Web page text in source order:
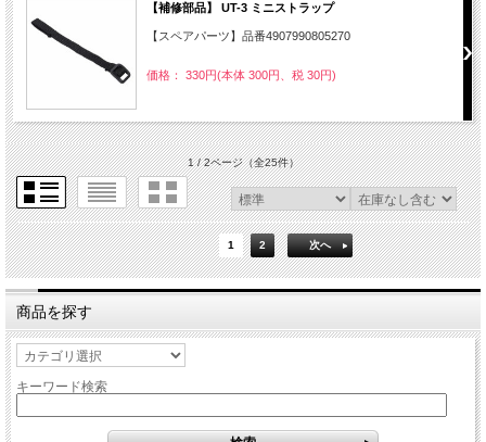
【補修部品】 UT-3 ミニストラップ
【スペアパーツ】品番4907990805270
価格： 330円(本体 300円、税 30円)
1 / 2ページ（全25件）
1 2 次へ
商品を探す
キーワード検索